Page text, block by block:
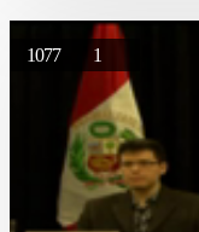
1077 1